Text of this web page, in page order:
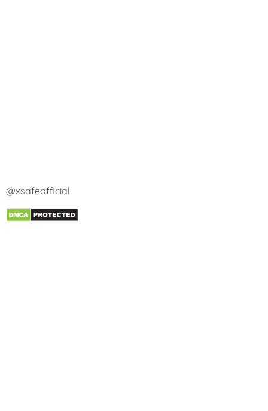
@xsafeofficial